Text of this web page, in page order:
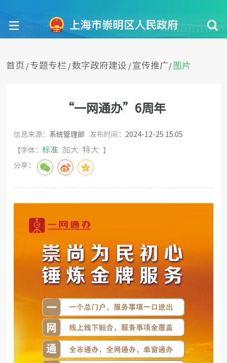
首页 /专题专栏 /数字政府建设 /宣传推广/图片
“一网通办”6周年
信息来源： 系统管理部 发布时间： 2024-12-25 15:05
【字体： 标准 加大 特大 】
分享：